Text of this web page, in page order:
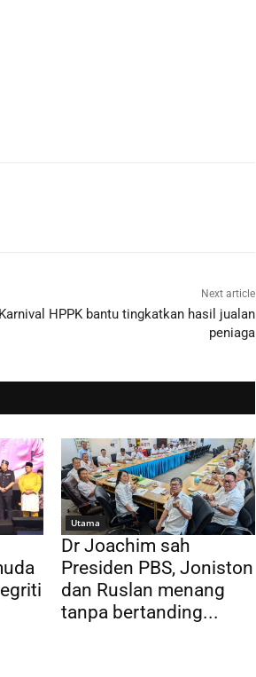
Next article
HPPK bantu tingkatkan hasil jualan
peniaga
Utama
Dr Joachim sah
Presiden PBS, Joniston
dan Ruslan menang
tanpa bertanding...